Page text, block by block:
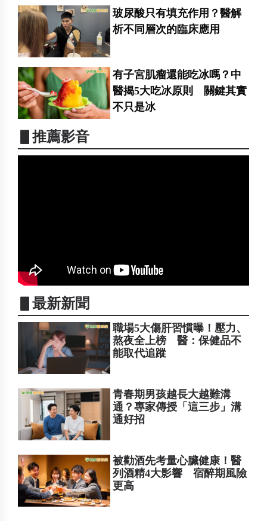
玻尿酸只有填充作用？醫解
析不同層次的臨床應用
有子宮肌瘤還能吃冰嗎？中
醫揭5大吃冰原則 關鍵其實
不只是冰
▋推薦影音
▋最新新聞
職場5大傷肝習慣曝！壓力、
熬夜全上榜 醫：保健品不
能取代追蹤
青春期男孩越長大越難溝
通？專家傳授「這三步」溝
通好招
被勸酒先考量心臟健康！醫
列酒精4大影響 宿醉期風險
更高